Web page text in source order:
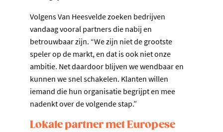
Volgens Van Heesvelde zoeken bedrijven
vandaag vooral partners die nabij en
betrouwbaar zijn. “We zijn niet de grootste
speler op de markt, en dat is ook niet onze
ambitie. Net daardoor blijven we wendbaar en
kunnen we snel schakelen. Klanten willen
iemand die hun organisatie begrijpt en mee
nadenkt over de volgende stap.”
Lokale partner met Europese